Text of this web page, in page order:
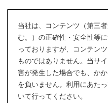
当社は、コンテンツ（第三
む。）の正確性・安全性等
っておりますが、コンテン
ものではありません。当サ
害が発生した場合でも、か
を負いません。利用にあた
いて行ってください。